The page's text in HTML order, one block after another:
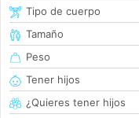
Tipo de cuerpo
Tamaño
Peso
Tener hijos
¿Quieres tener hijos